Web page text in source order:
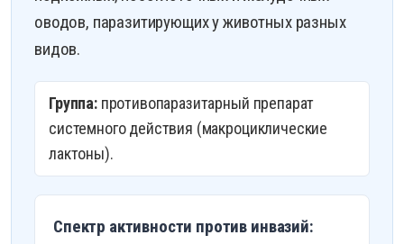
оводов, паразитирующих у животных разных
видов.
Группа:противопаразитарный препарат
системного действия (макроциклические
лактоны).
Спектр активности против инвазий: